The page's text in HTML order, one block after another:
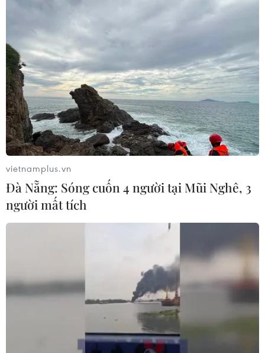
vietnamplus.vn
Đà Nẵng: Sóng cuốn 4 người tại Mũi Nghê, 3
người mất tích